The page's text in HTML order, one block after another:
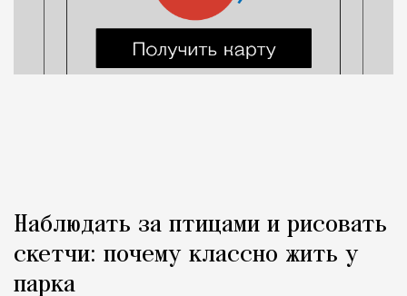
Наблюдать за птицами и рисовать
скетчи: почему классно жить у
парка